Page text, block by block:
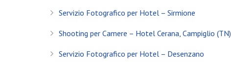
Servizio Fotografico per Hotel – Sirmione
Shooting per Camere – Hotel Cerana, Campiglio (TN)
Servizio Fotografico per Hotel – Desenzano
Update Showroom CLERICI
CONTATTI
Banfi Mirko - Fotografo